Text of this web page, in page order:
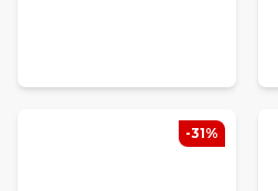
-31%